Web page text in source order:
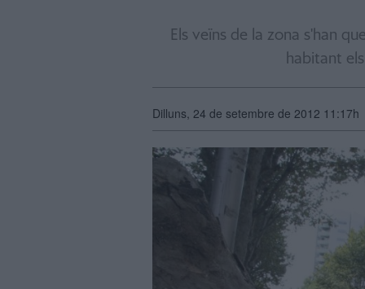
Els veïns de la zona s'han
habitant
Dilluns, 24 de setembre de 2012 11:17h